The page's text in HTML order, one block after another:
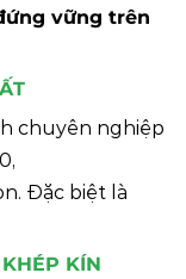
vững trên
chuyên nghiệp
Đặc biệt là
KÍN